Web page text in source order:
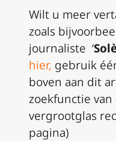
Wilt u meer
zoals
journaliste ‘
hier, gebruik
boven aan dit
zoekfunctie
vergrootglas
pagina)